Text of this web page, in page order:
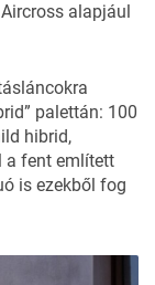
alapjául
palettán: 100
hibrid,
a fent említett
is ezekből fog